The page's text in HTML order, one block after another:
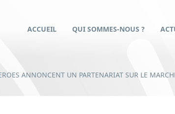
ACCUEIL QUI SOMMES-NOUS ?
ANNONCENT UN PARTENARIAT SUR LE